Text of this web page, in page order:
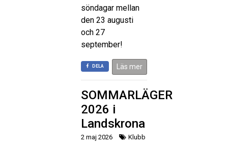
söndagar mellan
den 23 augusti
och 27
september!
DELA Läs mer
SOMMARLÄGER
2026 i
Landskrona
2 maj 2026 Klubb